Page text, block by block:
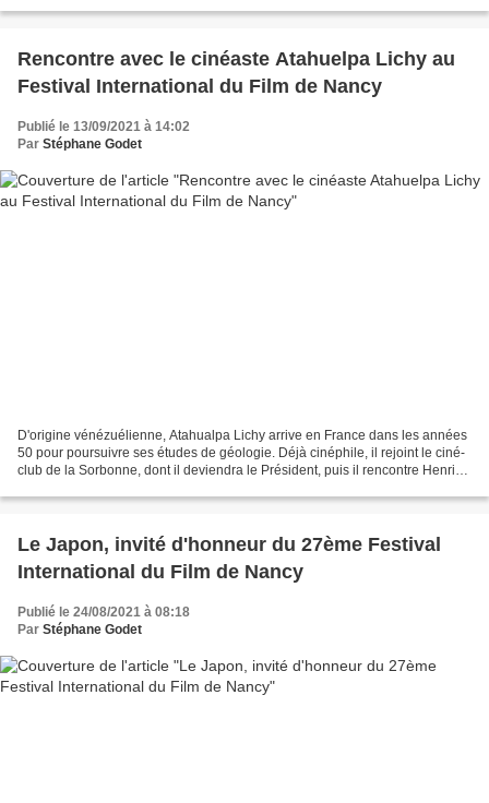
Rencontre avec le cinéaste Atahuelpa Lichy au
Festival International du Film de Nancy
Publié le 13/09/2021 à 14:02
Par Stéphane Godet
D'origine vénézuélienne, Atahualpa Lichy arrive en France dans les années
50 pour poursuivre ses études de géologie. Déjà cinéphile, il rejoint le ciné-
club de la Sorbonne, dont il deviendra le Président, puis il rencontre Henri
Le Japon, invité d'honneur du 27ème Festival
International du Film de Nancy
Publié le 24/08/2021 à 08:18
Par Stéphane Godet